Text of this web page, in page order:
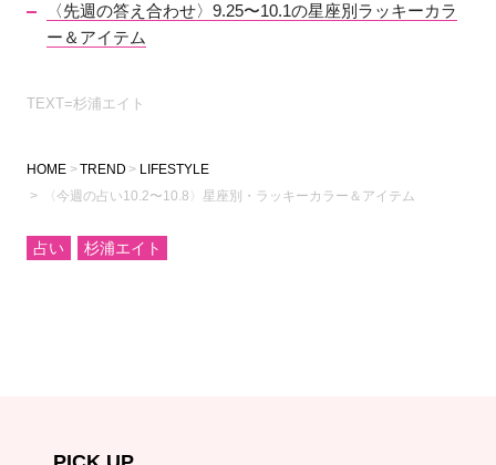
〈先週の答え合わせ〉9.25〜10.1の星座別ラッキーカラ
ー＆アイテム
TEXT=杉浦エイト
HOME TREND
LIFESTYLE
〈今週の占い10.2〜10.8〉星座別・ラッキーカラー＆アイテム
占い 杉浦エイト